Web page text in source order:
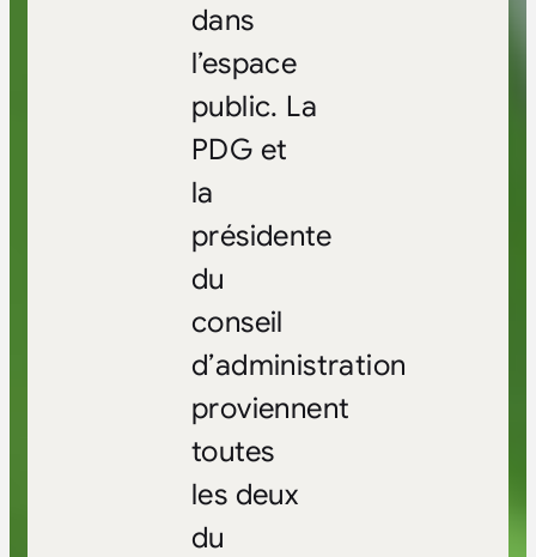
dans
l’espace
public. La
PDG et
la
présidente
du
conseil
d’administration
proviennent
toutes
les deux
du